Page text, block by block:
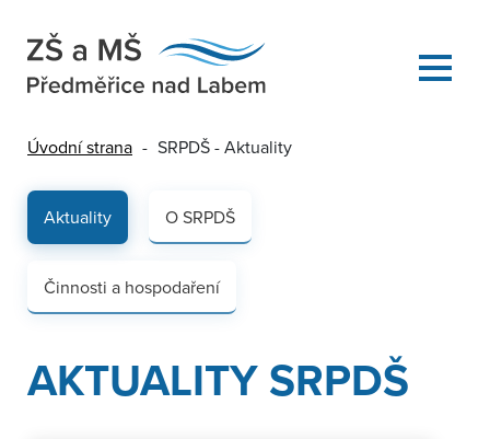
Úvodní strana - SRPDŠ - Aktuality
Aktuality O SRPDŠ
Činnosti a hospodaření
AKTUALITY SRPDŠ